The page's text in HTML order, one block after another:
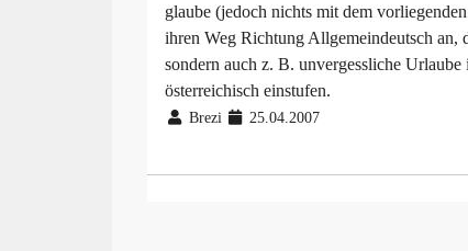
glaube (jedoch nichts mit dem
ihren Weg Richtung Allgemeindeutsch an,
sondern auch z. B. unvergessliche
österreichisch einstufen.
Brezi 25.04.2007